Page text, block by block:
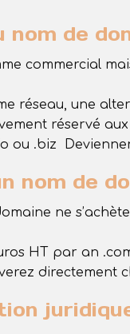
nom de
commercial
réseau, une
réservé
ou .biz
nom de
ne
HT par an
directement